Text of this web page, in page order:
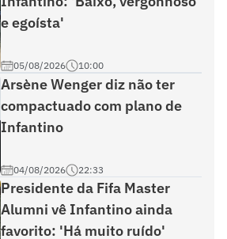
e egoísta'
05/08/2026 10:00
Arsène Wenger diz não ter
compactuado com plano de
Infantino
04/08/2026 22:33
Presidente da Fifa Master
Alumni vê Infantino ainda
favorito: 'Há muito ruído'